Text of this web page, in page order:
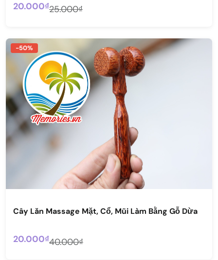
20.000₫25.000₫
-50%
Cây Lăn Massage Mặt, Cổ, Mũi Làm Bằng Gỗ Dừa
20.000₫40.000₫